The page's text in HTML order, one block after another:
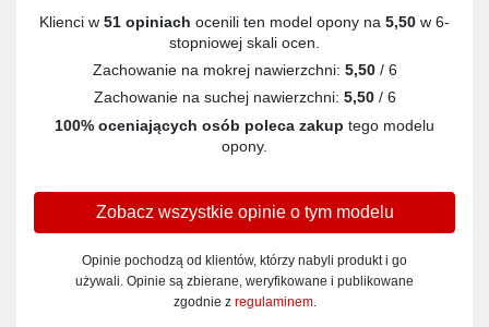
Klienci w 51 opiniach ocenili ten model opony na 5,50 w 6-
stopniowej skali ocen.
Zachowanie na mokrej nawierzchni: 5,50/ 6
Zachowanie na suchej nawierzchni: 5,50/ 6
100% oceniających osób poleca zakup tego modelu
opony.
Zobacz wszystkie opinie o tym modelu
Opinie pochodzą od klientów, którzy nabyli produkt i go
używali. Opinie są zbierane, weryfikowane i publikowane
zgodnie z regulaminem.